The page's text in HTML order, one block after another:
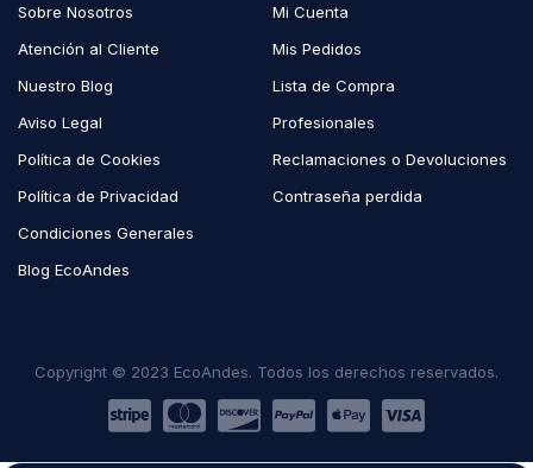
Sobre Nosotros
Atención al Cliente
Nuestro Blog
Aviso Legal
Política de Cookies
Política de Privacidad
Condiciones Generales
Blog EcoAndes
Mi Cuenta
Mis Pedidos
Lista de Compra
Profesionales
Reclamaciones o Devoluciones
Contraseña perdida
Copyright © 2023 EcoAndes. Todos los derechos reservados.